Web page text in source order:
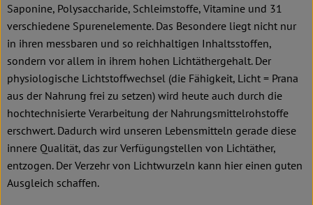
Saponine, Polysaccharide, Schleimstoffe, Vitamine und 31
verschiedene Spurenelemente. Das Besondere liegt nicht nur
in ihren messbaren und so reichhaltigen Inhaltsstoffen,
sondern vor allem in ihrem hohen Lichtäthergehalt. Der
physiologische Lichtstoffwechsel (die Fähigkeit, Licht = Prana
aus der Nahrung frei zu setzen) wird heute auch durch die
hochtechnisierte Verarbeitung der Nahrungsmittelrohstoffe
erschwert. Dadurch wird unseren Lebensmitteln gerade diese
innere Qualität, das zur Verfügungstellen von Lichtäther,
entzogen. Der Verzehr von Lichtwurzeln kann hier einen guten
Ausgleich schaffen.